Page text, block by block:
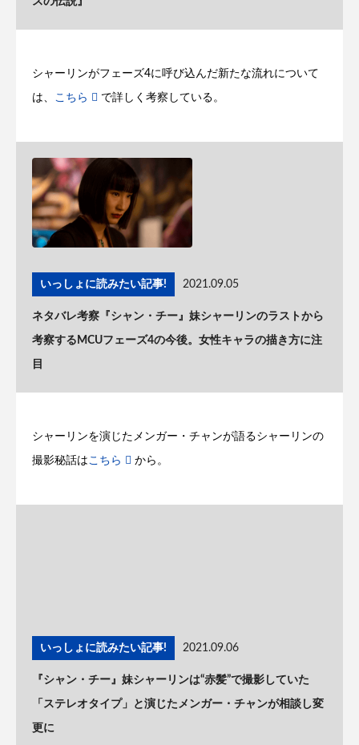
シャーリンがフェーズ4に呼び込んだ新たな流れについて
は、 こちら で詳しく考察している。
いっしょに読みたい記事! 2021.09.05
ネタバレ考察『シャン・チー』妹シャーリンのラストから
考察するMCUフェーズ4の今後。女性キャラの描き方に注
目
シャーリンを演じたメンガー・チャンが語るシャーリンの
撮影秘話はこちら から。
いっしょに読みたい記事! 2021.09.06
『シャン・チー』妹シャーリンは“赤髪”で撮影していた
「ステレオタイプ」と演じたメンガー・チャンが相談し変
更に